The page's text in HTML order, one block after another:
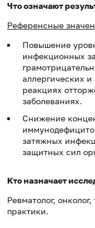
Что означают
Референсные
Повышение
инфекционных
аллергических
реакциях
заболеваниях.
Снижение
затяжных
защитных сил
Кто назначает
Ревматолог,
практики.